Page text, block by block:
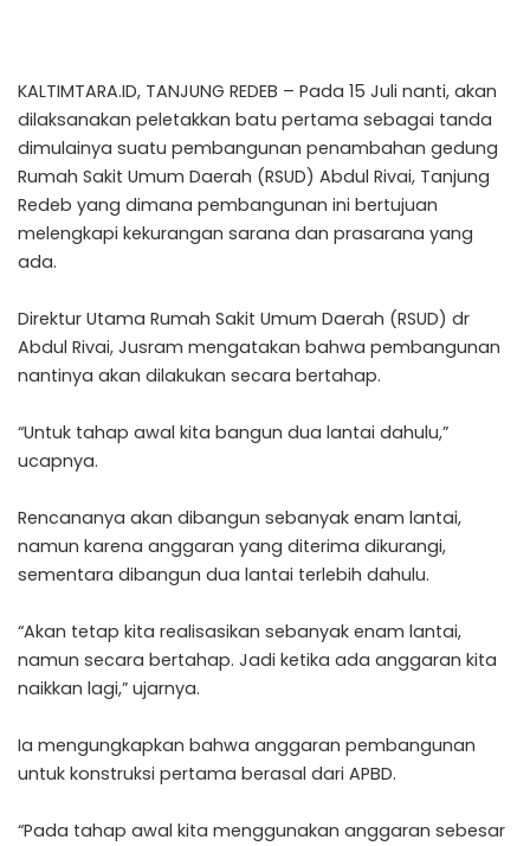
KALTIMTARA.ID, TANJUNG REDEB – Pada 15 Juli nanti, akan
dilaksanakan peletakkan batu pertama sebagai tanda
dimulainya suatu pembangunan penambahan gedung
Rumah Sakit Umum Daerah (RSUD) Abdul Rivai, Tanjung
Redeb yang dimana pembangunan ini bertujuan
melengkapi kekurangan sarana dan prasarana yang
ada.
Direktur Utama Rumah Sakit Umum Daerah (RSUD) dr
Abdul Rivai, Jusram mengatakan bahwa pembangunan
nantinya akan dilakukan secara bertahap.
“Untuk tahap awal kita bangun dua lantai dahulu,”
ucapnya.
Rencananya akan dibangun sebanyak enam lantai,
namun karena anggaran yang diterima dikurangi,
sementara dibangun dua lantai terlebih dahulu.
“Akan tetap kita realisasikan sebanyak enam lantai,
namun secara bertahap. Jadi ketika ada anggaran kita
naikkan lagi,” ujarnya.
Ia mengungkapkan bahwa anggaran pembangunan
untuk konstruksi pertama berasal dari APBD.
“Pada tahap awal kita menggunakan anggaran sebesar